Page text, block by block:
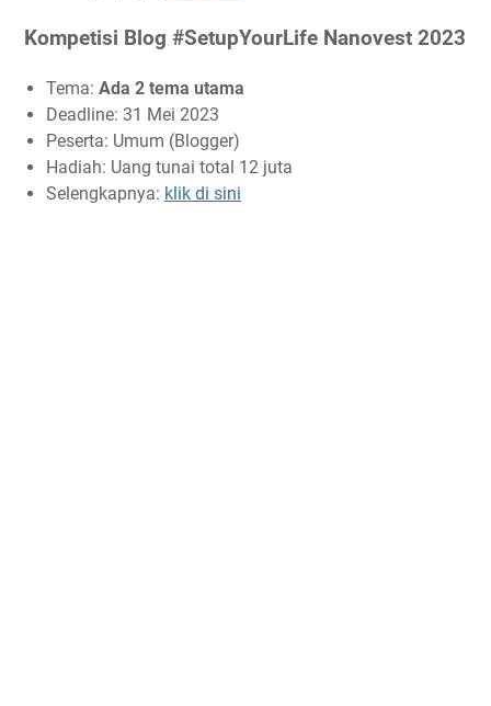
Kompetisi Blog #SetupYourLife Nanovest 2023
Tema: Ada 2 tema utama
Deadline: 31 Mei 2023
Peserta: Umum (Blogger)
Hadiah: Uang tunai total 12 juta
Selengkapnya: klik di sini